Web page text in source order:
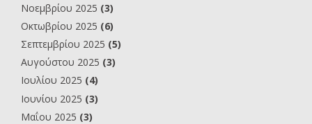
Νοεμβρίου 2025 (3)
Οκτωβρίου 2025 (6)
Σεπτεμβρίου 2025 (5)
Αυγούστου 2025 (3)
Ιουλίου 2025 (4)
Ιουνίου 2025 (3)
Μαΐου 2025 (3)